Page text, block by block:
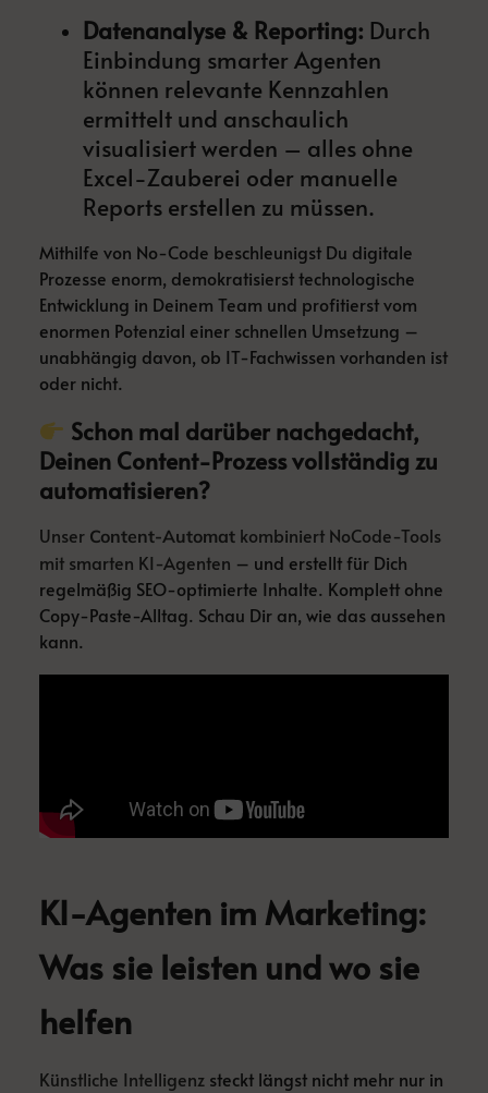
Datenanalyse & Reporting: Durch
Einbindung smarter Agenten
können relevante Kennzahlen
ermittelt und anschaulich
visualisiert werden – alles ohne
Excel-Zauberei oder manuelle
Reports erstellen zu müssen.
Mithilfe von No-Code beschleunigst Du digitale
Prozesse enorm, demokratisierst technologische
Entwicklung in Deinem Team und profitierst vom
enormen Potenzial einer schnellen Umsetzung –
unabhängig davon, ob IT-Fachwissen vorhanden ist
oder nicht.
Schon mal darüber nachgedacht,
Deinen Content-Prozess vollständig zu
automatisieren?
Unser Content-Automat kombiniert NoCode-Tools
mit smarten KI-Agenten – und erstellt für Dich
regelmäßig SEO-optimierte Inhalte. Komplett ohne
Copy-Paste-Alltag. Schau Dir an, wie das aussehen
kann.
KI-Agenten im Marketing:
Was sie leisten und wo sie
helfen
Künstliche Intelligenz steckt längst nicht mehr nur in